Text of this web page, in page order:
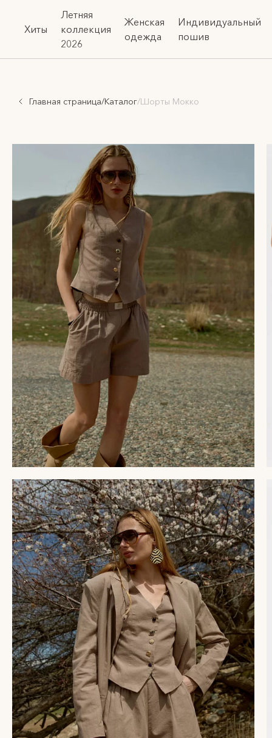
Хиты
Летняя
коллекция
2026
Женская
одежда
Индивидуальный
пошив
Главная страница/Каталог/Шорты Мокко